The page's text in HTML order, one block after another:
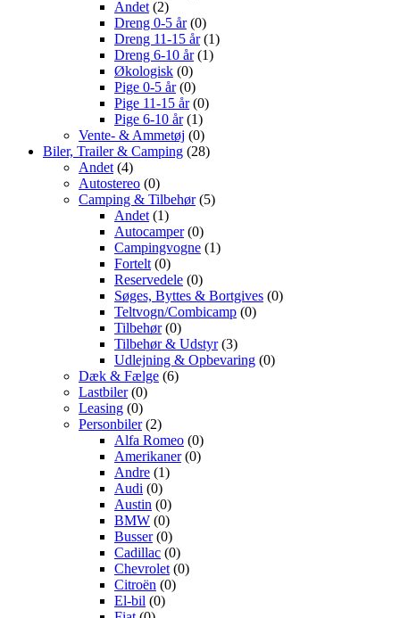
Andet (2)
Dreng 0-5 år(0)
Dreng 11-15 år(1)
Dreng 6-10 år(1)
Økologisk (0)
Pige 0-5 år(0)
Pige 11-15 år(0)
Pige 6-10 år(1)
Vente- & Ammetøj (0)
Biler, Trailer & Camping (28)
Andet (4)
Autostereo (0)
Camping & Tilbehør(5)
Andet (1)
Autocamper(0)
Campingvogne (1)
Fortelt (0)
Reservedele (0)
Søges, Byttes & Bortgives (0)
Teltvogn/Combicamp (0)
Tilbehør(0)
Tilbehør & Udstyr(3)
Udlejning & Opbevaring (0)
Dæk & Fælge (6)
Lastbiler(0)
Leasing (0)
Personbiler(2)
Alfa Romeo (0)
Amerikaner(0)
Andre (1)
Audi (0)
Austin (0)
BMW (0)
Busser(0)
Cadillac (0)
Chevrolet (0)
Citroën (0)
El-bil (0)